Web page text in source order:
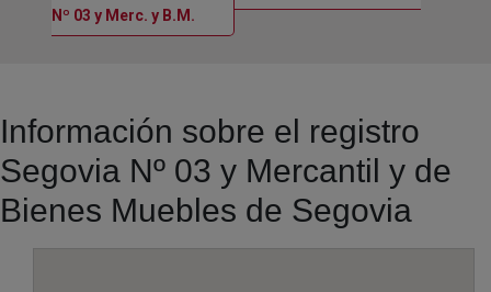
Nº 03 y Merc. y B.M. Ventana nueva
Información sobre el registro
Segovia Nº 03 y Mercantil y de
Bienes Muebles de Segovia